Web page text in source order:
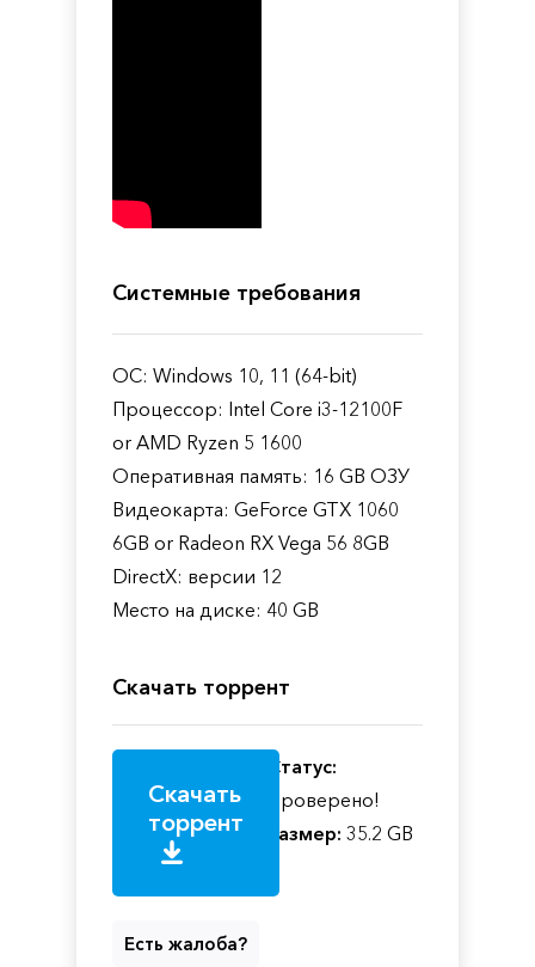
Системные требования
ОС: Windows 10, 11 (64-bit)
Процессор: Intel Core i3-12100F
or AMD Ryzen 5 1600
Оперативная память: 16 GB ОЗУ
Видеокарта: GeForce GTX 1060
6GB or Radeon RX Vega 56 8GB
DirectX: версии 12
Место на диске: 40 GB
Скачать торрент
Скачать
торрент
Статус:
Проверено!
Размер: 35.2 GB
Есть жалоба?